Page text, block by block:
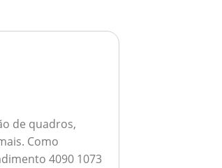
de quadros,
Como
4090 1073